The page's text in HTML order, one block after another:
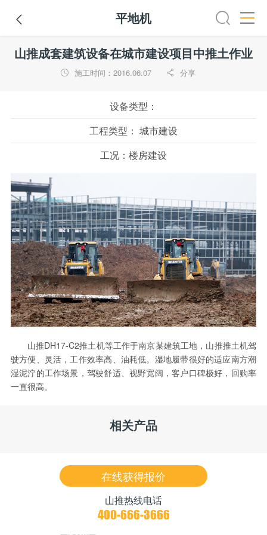
 平地机
全部 推土机 压路机 平地机 装载机 挖掘机
山推成套建筑设备在城市建设项目中推土作业
 施工时间：2016.06.07  分享
设备类型：
工程类型： 城市建设
工况： 楼房建设
山推DH17-C2推土机等工作于南京某建筑工地，山推推土机驾
驶方便、灵活，工作效率高、油耗低。湿地履带很好的适应南方潮
湿泥泞的工作场景，驾驶舒适、视野宽阔，客户口碑极好，回购率
一直很高。
相关产品
在线获得报价
山推热线电话
400-666-3666